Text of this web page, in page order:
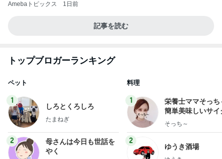
Amebaトピックス 1日前
記事を読む
トップブロガーランキング
ペット
1
しろとくろしろ
たまねぎ
2
母さんは今日も世話を
やく
料理
1
栄養士ママそっち
簡単美味しいサイ
献立
そっち～
2
ゆうき酒場